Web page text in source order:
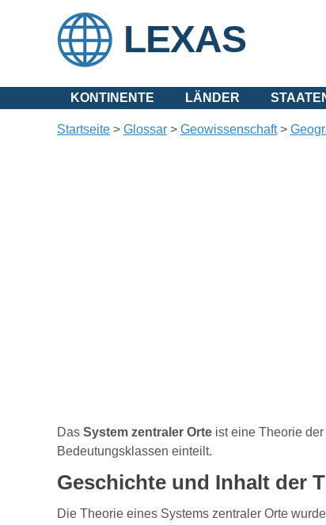
LEXAS
KONTINENTE LÄNDER
Startseite > Glossar > Geowissenschaft>
Das System zentraler Orte ist eine Theorie
Bedeutungsklassen einteilt.
Geschichte und Inhalt der
Die Theorie eines Systems zentraler Orte